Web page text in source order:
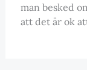
man besked
att det är ok